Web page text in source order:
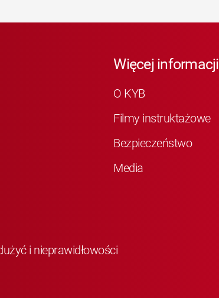
i nieprawidłowości
Więcej informacji
O KYB
Filmy instruktażowe
Bezpieczeństwo
Media